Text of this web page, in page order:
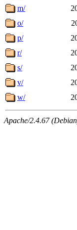
m/
o/
p/
r/
s/
v/
w/
Apache/2.4.67